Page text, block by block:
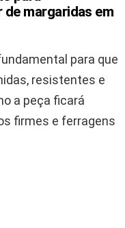
margaridas em
para que
resistentes e
a peça ficará
firmes e ferragens